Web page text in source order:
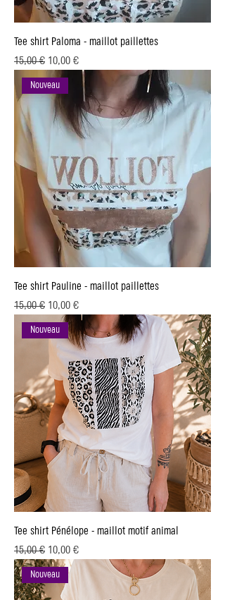
Tee shirt Paloma - maillot paillettes
Prix original
15,00 € Prix promotionnel
10,00 €
Nouveau
Tee shirt Pauline - maillot paillettes
Prix original
15,00 € Prix promotionnel
10,00 €
Nouveau
Tee shirt Pénélope - maillot motif animal
Prix original
15,00 € Prix promotionnel
10,00 €
Nouveau